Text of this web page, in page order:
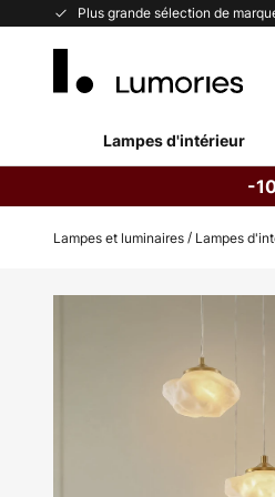
Plus grande sélection de
Allez
Lampes d'intérieur
-
Lampes et luminaires Lampes